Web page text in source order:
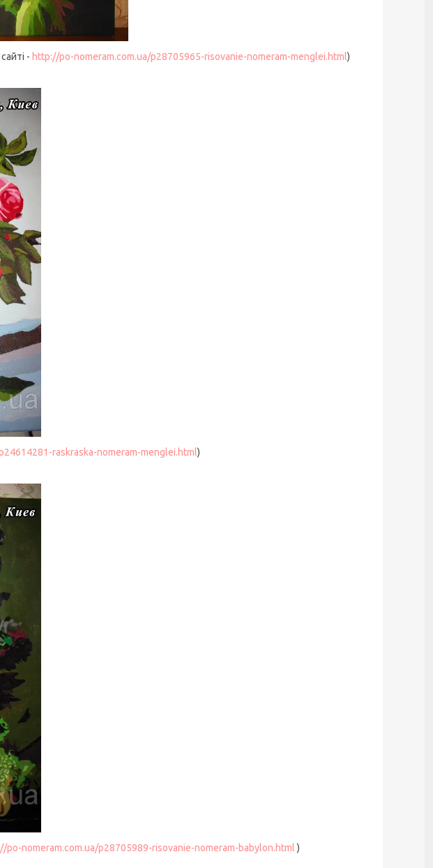
- http://po-nomeram.com.ua/p28705965-risovanie-nomeram-menglei.html)
raskraska-nomeram-menglei.html)
po-nomeram.com.ua/p28705989-risovanie-nomeram-babylon.html )